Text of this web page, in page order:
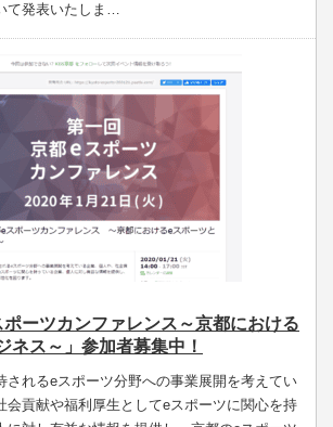
て発表いたしま…
ポーツカンファレンス～京都における
ネス～」参加者募集中！
されるeスポーツ分野への事業展開を考えてい
会貢献や福利厚生としてeスポーツに関心を持